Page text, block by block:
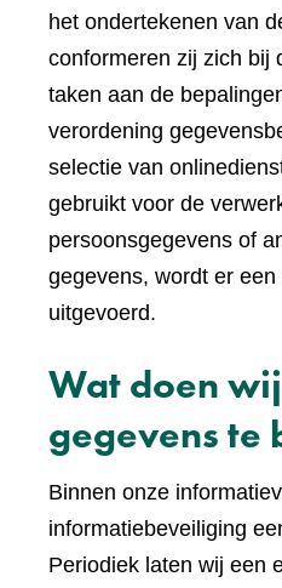
het ondertekenen van
conformeren zij zich bij
taken aan de
verordening
selectie van
gebruikt voor de
persoonsgegevens of
gegevens, wordt er
uitgevoerd.
Wat doen
gegevens te
Binnen onze
informatiebeveiliging
Periodiek laten wij een